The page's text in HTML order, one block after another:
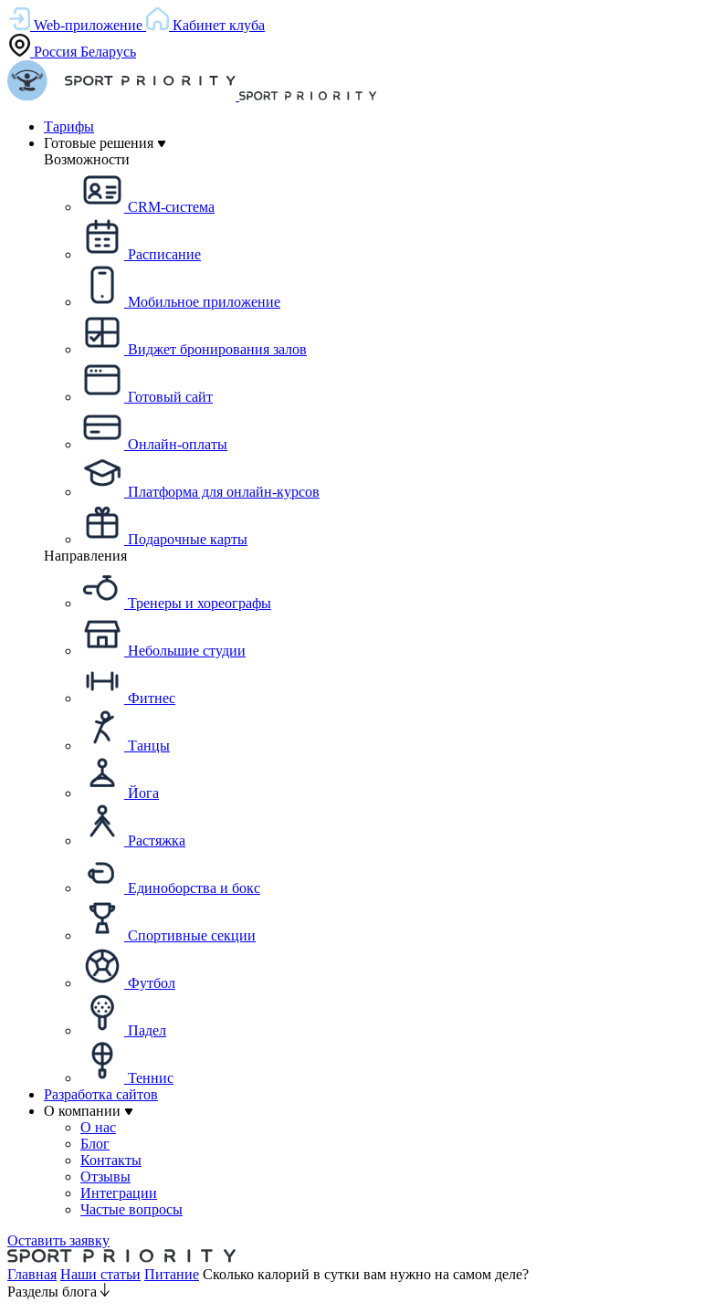
Web-приложение
Кабинет клуба
Россия Беларусь
Тарифы
Готовые решения
Возможности
CRM-система
Расписание
Мобильное приложение
Виджет бронирования залов
Готовый сайт
Онлайн-оплаты
Платформа для онлайн-курсов
Подарочные карты
Направления
Тренеры и хореографы
Небольшие студии
Фитнес
Танцы
Йога
Растяжка
Единоборства и бокс
Спортивные секции
Футбол
Падел
Теннис
Разработка сайтов
О компании
О нас
Блог
Контакты
Отзывы
Интеграции
Частые вопросы
Оставить заявку
Главная Наши статьи Питание Сколько калорий в сутки вам нужно на самом деле?
Разделы блога